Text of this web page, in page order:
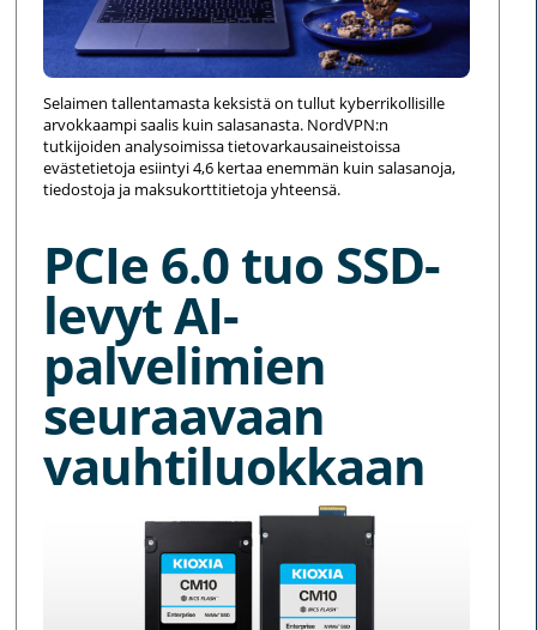
Selaimen tallentamasta keksistä on tullut kyberrikollisille
arvokkaampi saalis kuin salasanasta. NordVPN:n
tutkijoiden analysoimissa tietovarkausaineistoissa
evästetietoja esiintyi 4,6 kertaa enemmän kuin salasanoja,
tiedostoja ja maksukorttitietoja yhteensä.
PCIe 6.0 tuo SSD-
levyt AI-
palvelimien
seuraavaan
vauhtiluokkaan